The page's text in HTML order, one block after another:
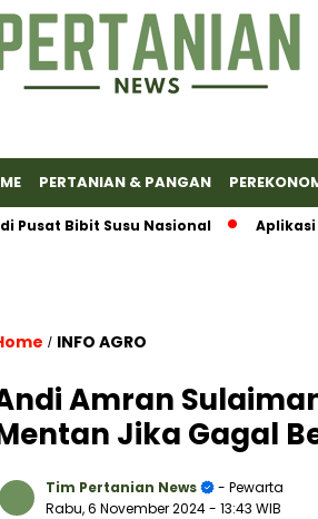
PERTANIAN & PANGAN
Bibit Susu Nasional Aplikasi Emas
/ INFO AGRO
Amran
Jika Gagal
Tim Pertanian News
- Pewarta
Rabu, 6 November 2024- 13:43 WIB